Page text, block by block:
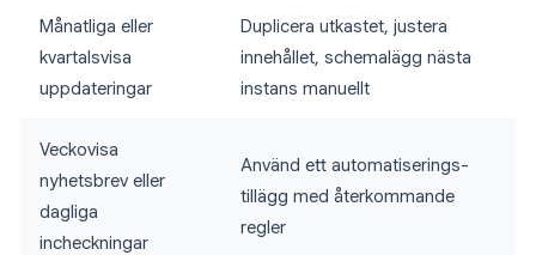
Månatliga eller
kvartalsvisa
uppdateringar
Duplicera utkastet, justera
innehållet, schemalägg nästa
instans manuellt
Veckovisa
nyhetsbrev eller
dagliga
incheckningar
Använd ett automatiserings-
tillägg med återkommande
regler